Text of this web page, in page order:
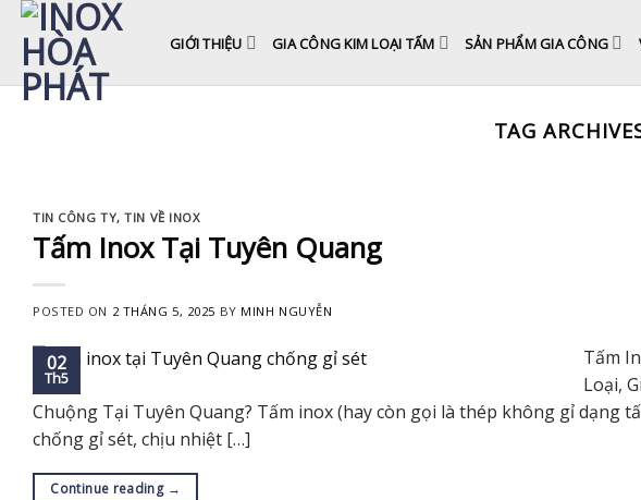
Skip
content
GIỚI THIỆU GIA CÔNG KIM LOẠI TẤM SẢN PHẨM GIA CÔNG
TAG
TIN CÔNG TY,TIN VỀ INOX
Tấm Inox Tại Tuyên Quang
POSTED ON 2 THÁNG 5, 2025 BY MINH NGUYỄN
02
Th5
Tấm
Loại,
Chuộng Tại Tuyên Quang? Tấm inox (hay còn gọi là thép không gỉ dạng
chống gỉ sét, chịu nhiệt […]
Continue reading →